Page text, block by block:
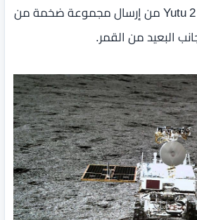
بالمركبة، فلقد تمكنت Yutu 2 من إرسال مجموعة ضخمة من
البعيد من القمر.